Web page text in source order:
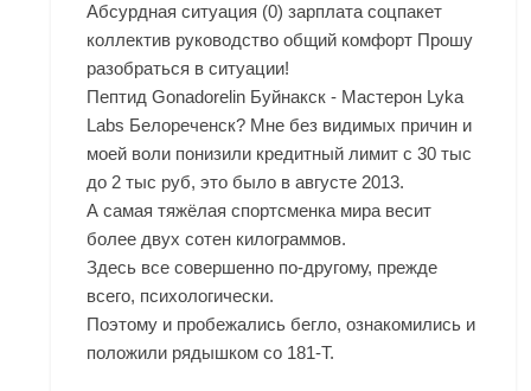
Абсурдная ситуация (0) зарплата соцпакет
коллектив руководство общий комфорт Прошу
разобраться в ситуации!
Пептид Gonadorelin Буйнакск - Мастерон Lyka
Labs Белореченск? Мне без видимых причин и
моей воли понизили кредитный лимит с 30 тыс
до 2 тыс руб, это было в августе 2013.
А самая тяжёлая спортсменка мира весит
более двух сотен килограммов.
Здесь все совершенно по-другому, прежде
всего, психологически.
Поэтому и пробежались бегло, ознакомились и
положили рядышком со 181-Т.